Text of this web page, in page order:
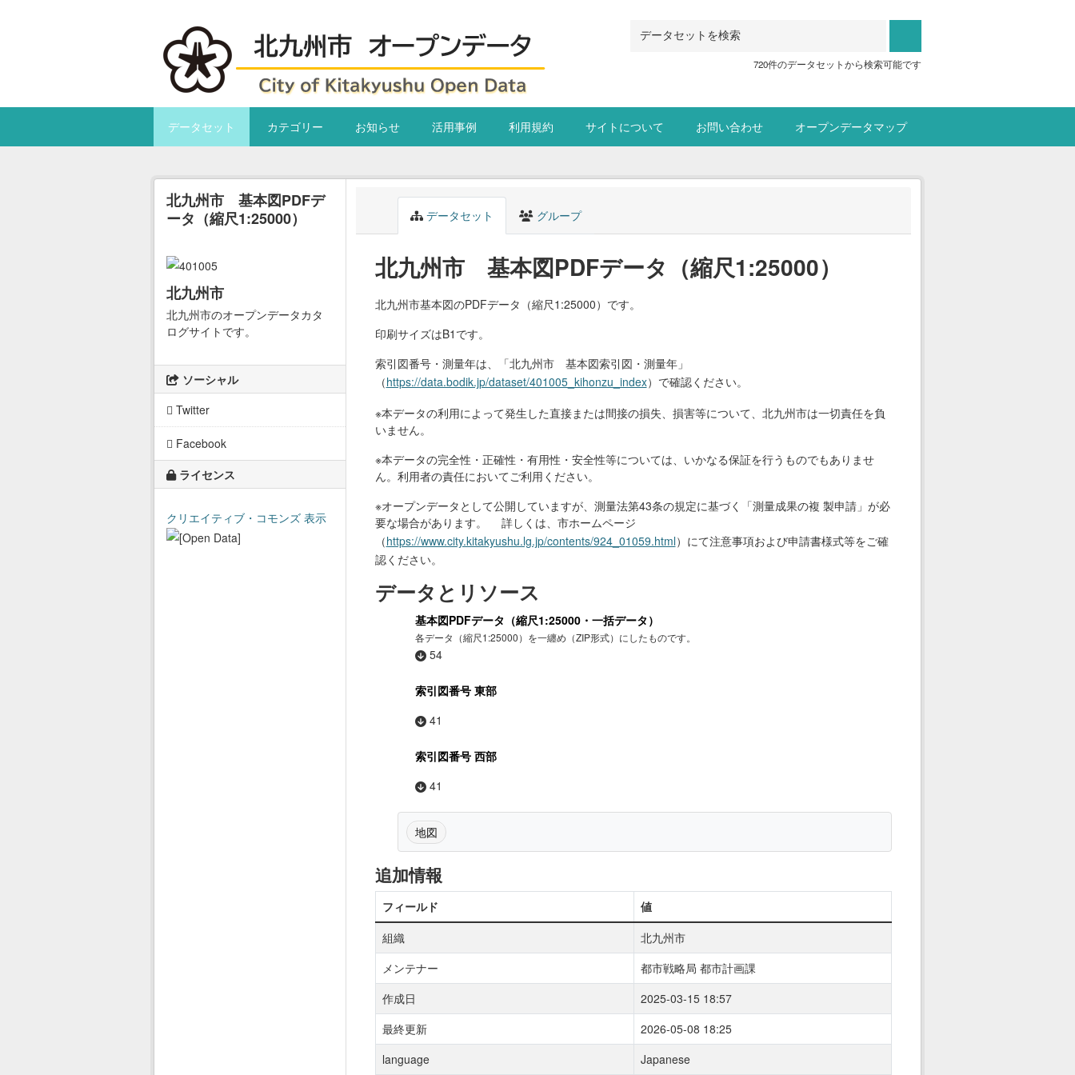
720件のデータセットから検索可能です
データセット カテゴリー お知らせ 活用事例 利用規約 サイトについて お問い合わせ オープンデータマップ
北九州市 基本図PDFデ
ータ（縮尺1:25000）
北九州市
北九州市のオープンデータカタ
ログサイトです。
ソーシャル
Twitter
Facebook
ライセンス
クリエイティブ・コモンズ 表示
データセット グループ
北九州市 基本図PDFデータ（縮尺1:25000）
北九州市基本図のPDFデータ（縮尺1:25000）です。
印刷サイズはB1です。
索引図番号・測量年は、「北九州市 基本図索引図・測量年」
（https://data.bodik.jp/dataset/401005_kihonzu_index）で確認ください。
※本データの利用によって発生した直接または間接の損失、損害等について、北九州市は一切責任を負
いません。
※本データの完全性・正確性・有用性・安全性等については、いかなる保証を行うものでもありませ
ん。利用者の責任においてご利用ください。
※オープンデータとして公開していますが、測量法第43条の規定に基づく「測量成果の複 製申請」が必
要な場合があります。 詳しくは、市ホームページ
（https://www.city.kitakyushu.lg.jp/contents/924_01059.html）にて注意事項および申請書様式等をご確
認ください。
データとリソース
基本図PDFデータ（縮尺1:25000・一括データ）
各データ（縮尺1:25000）を一纏め（ZIP形式）にしたものです。
54
索引図番号 東部
41
索引図番号 西部
41
地図
追加情報
フィールド
値
組織
北九州市
メンテナー
都市戦略局 都市計画課
作成日
2025-03-15 18:57
最終更新
2026-05-08 18:25
language
Japanese